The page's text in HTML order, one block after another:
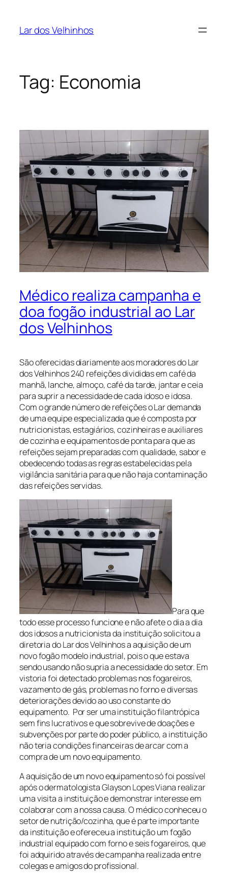
Lar dos Velhinhos
Tag: Economia
Médico realiza campanha e
doa fogão industrial ao Lar
dos Velhinhos
São oferecidas diariamente aos moradores do Lar
dos Velhinhos 240 refeições divididas em café da
manhã, lanche, almoço, café da tarde, jantar e ceia
para suprir a necessidade de cada idoso e idosa.
Com o grande número de refeições o Lar demanda
de uma equipe especializada que é composta por
nutricionistas, estagiários, cozinheiras e auxiliares
de cozinha e equipamentos de ponta para que as
refeições sejam preparadas com qualidade, sabor e
obedecendo todas as regras estabelecidas pela
vigilância sanitária para que não haja contaminação
das refeições servidas.
Para que
todo esse processo funcione e não afete o dia a dia
dos idosos a nutricionista da instituição solicitou a
diretoria do Lar dos Velhinhos a aquisição de um
novo fogão modelo industrial, pois o que estava
sendo usando não supria a necessidade do setor. Em
vistoria foi detectado problemas nos fogareiros,
vazamento de gás, problemas no forno e diversas
deteriorações devido ao uso constante do
equipamento. Por ser uma instituição filantrópica
sem fins lucrativos e que sobrevive de doações e
subvenções por parte do poder público, a instituição
não teria condições financeiras de arcar com a
compra de um novo equipamento.
A aquisição de um novo equipamento só foi possível
após o dermatologistaGlaysonLopes Viana realizar
uma visita a instituição e demonstrar interesse em
colaborar com a nossa causa. O médico conheceu o
setor de nutrição/cozinha, que é parte importante
da instituição e ofereceu a instituição um fogão
industrial equipado com forno e seis fogareiros, que
foi adquirido através de campanha realizada entre
colegas e amigos do profissional.